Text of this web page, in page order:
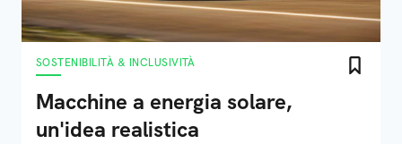
SOSTENIBILITÀ & INCLUSIVITÀ
Macchine a energia solare,
un'idea realistica